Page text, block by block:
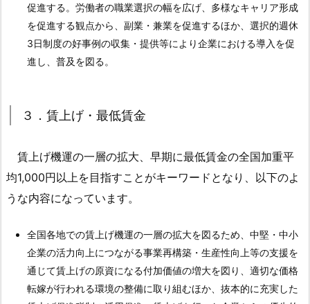
4.
４．
今
後
体
な
取
組
に
大
き
な
促進する。労働者の職業選択の幅を広げ、多様なキャリア形成
を促進する観点から、副業・兼業を促進するほか、選択的週休
3日制度の好事例の収集・提供等により企業における導入を促
進し、普及を図る。
３．賃上げ・最低賃金
賃上げ機運の一層の拡大、早期に最低賃金の全国加重平
均1,000円以上を目指すことがキーワードとなり、以下のよ
うな内容になっています。
全国各地での賃上げ機運の一層の拡大を図るため、中堅・中小
企業の活力向上につながる事業再構築・生産性向上等の支援を
通じて賃上げの原資になる付加価値の増大を図り、適切な価格
転嫁が行われる環境の整備に取り組むほか、抜本的に充実した